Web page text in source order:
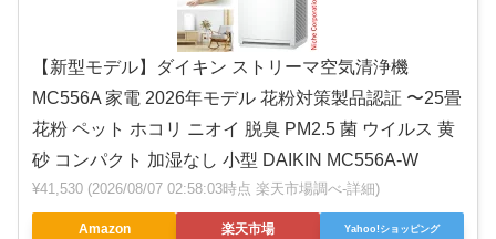
【新型モデル】ダイキン ストリーマ空気清浄機
MC556A 家電 2026年モデル 花粉対策製品認証 〜25畳
花粉 ペット ホコリ ニオイ 脱臭 PM2.5 菌 ウイルス 黄
砂 コンパクト 加湿なし 小型 DAIKIN MC556A-W
¥41,530 (2026/08/07 02:58:03時点 楽天市場調べ-詳細)
Amazon 楽天市場 Yahoo!ショッピング